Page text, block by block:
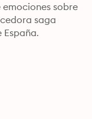
sobre
saga